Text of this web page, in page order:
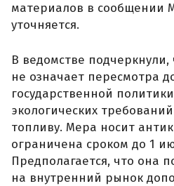
материалов в сообщении
уточняется.
В ведомстве
не означает пересмотра
государственной
экологических
топливу. Мера носит
ограничена сроком до 1
Предполагается, что она
на внутренний рынок